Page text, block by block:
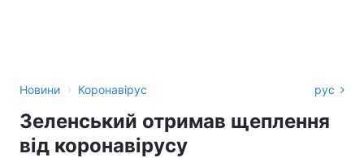
Новини › Коронавірус рус
Зеленський отримав щеплення
від коронавірусу